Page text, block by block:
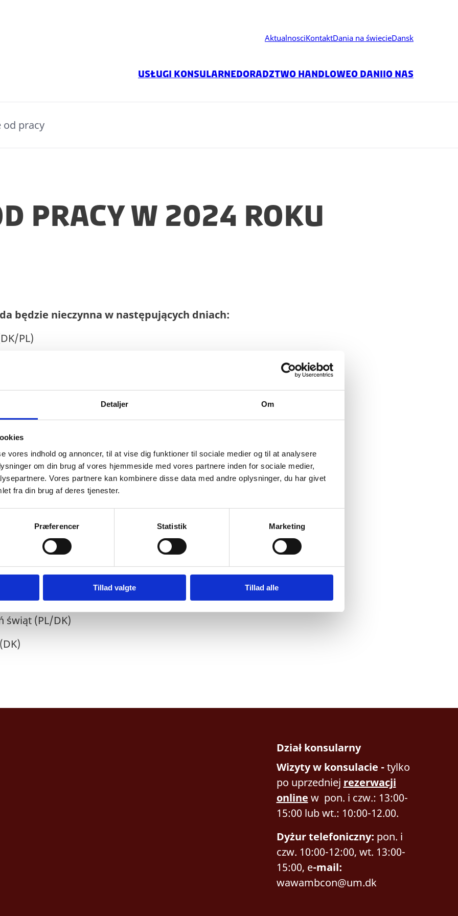
Detaljer Om
vores indhold og annoncer, til at vise dig funktioner til sociale medier og til at analysere
om din brug af vores hjemmeside med vores partnere inden for sociale medier,
Vores partnere kan kombinere disse data med andre oplysninger, du har givet
fra din brug af deres tjenester.
Præferencer Statistik Marketing
Tillad valgte Tillad alle
AktualnosciKontaktDania na świecieDansk
Usługi konsularneDoradztwo handloweO DaniiO nas
od pracy
pracy w 2024 roku
będzie nieczynna w następujących dniach:
PL)
Króli (PL
3 maja (PL)
Świętych (PL)
(PL)
DK)
(PL/DK)
świąt (PL/DK)
Dział konsularny
Wizyty w konsulacie -tylko
po uprzedniej rezerwacji
online w pon. i czw.: 13:00-
15:00 lub wt.: 10:00-12.00.
Dyżur telefoniczny: pon. i
czw. 10:00-12:00, wt. 13:00-
15:00, e-mail:
wawambcon@um.dk